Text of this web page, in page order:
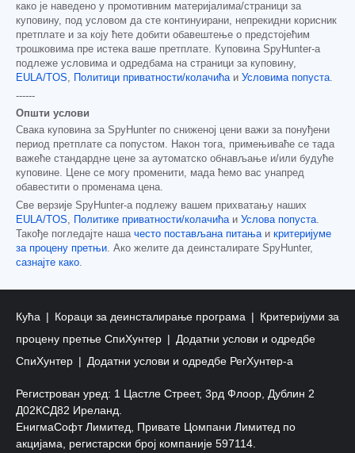
како је наведено у промотивним материјалима/страници за
куповину, под условом да сте континуирани, непрекидни корисник
претплате и за коју ћете добити обавештење о предстојећим
трошковима пре истека ваше претплате. Куповина SpyHunter-а
подлеже условима и одредбама на страници за куповину,
EULA/TOS, Политици приватности/колачићаи Условима попуста.
------
Општи услови
Свака куповина за SpyHunter по сниженој цени важи за понуђени
период претплате са попустом. Након тога, примењиваће се тада
важеће стандардне цене за аутоматско обнављање и/или будуће
куповине. Цене се могу променити, мада ћемо вас унапред
обавестити о променама цена.
Све верзије SpyHunter-а подлежу вашем прихватању наших
EULA/TOS, Политике приватности/колачићаи Услова попуста.
Такође погледајте наша често постављана питањаи критеријуме
за процену претњи. Ако желите да деинсталирате SpyHunter,
сазнајте како.
Кућа Кораци за деинсталирање програма
Критеријуми за
процену претње СпиХунтер
Додатни услови и одредбе
СпиХунтер
Додатни услови и одредбе РегХунтер-а
Регистрован уред: 1 Цастле Стреет, 3рд Флоор, Дублин 2
Д02КСД82 Иреланд.
ЕнигмаСофт Лимитед, Привате Цомпани Лимитед по
акцијама, регистарски број компаније 597114.